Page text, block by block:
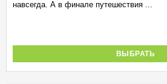
навсегда. А в финале путешествия ...
ВЫБРАТЬ